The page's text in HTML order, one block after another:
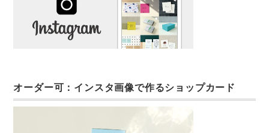
オーダー可：インスタ画像で作るショップカード